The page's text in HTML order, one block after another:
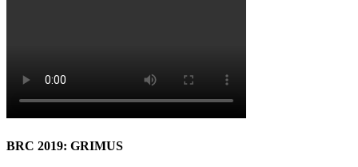
BRC 2019: GRIMUS